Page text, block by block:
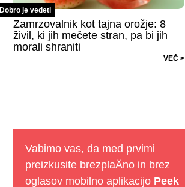
Dobro je vedeti
Zamrzovalnik kot tajna orožje: 8
živil, ki jih mečete stran, pa bi jih
morali shraniti
VEČ >
Vabimo vas, da med prvimi
preizkusite brezplaÄno in brez
oglasov mobilno aplikacijo Peek